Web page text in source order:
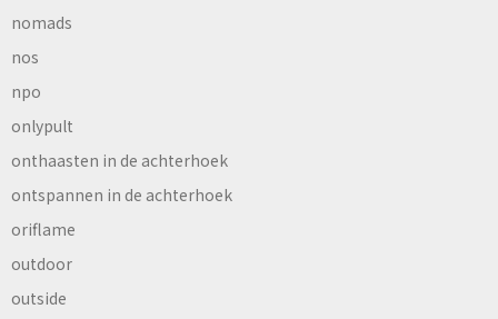
nomads
nos
npo
onlypult
onthaasten in de achterhoek
ontspannen in de achterhoek
oriflame
outdoor
outside